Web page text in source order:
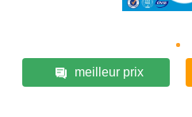
meilleur prix